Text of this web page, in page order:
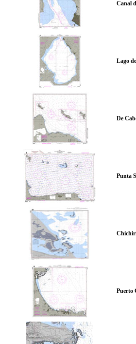
Canal
Lago
De
Punta
Puerto